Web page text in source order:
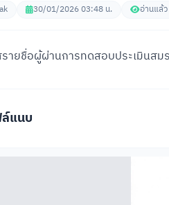
30/01/2026 03:48 น. อ่านแล้
ายชื่อผู้ผ่านการทดสอบประเมินส
แนบ